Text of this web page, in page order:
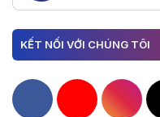
KẾT NỐI VỚI CHÚNG TÔI
Hacom Facebook
Hacom